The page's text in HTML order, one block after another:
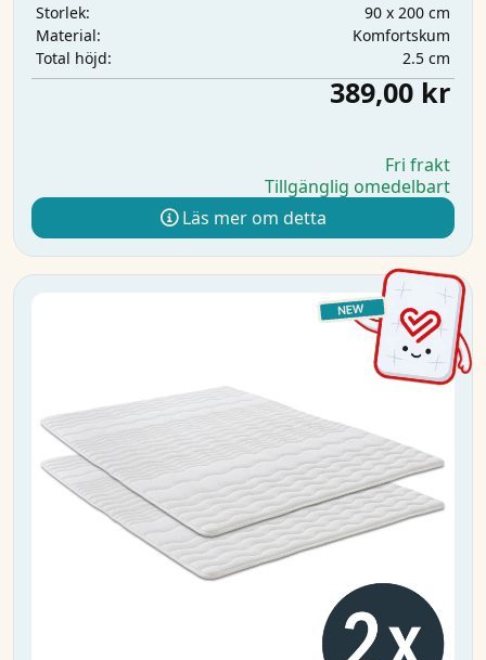
Storlek:
90 x 200 cm
Material:
Komfortskum
Total höjd:
2.5 cm
389,00 kr
Fri frakt
Tillgänglig omedelbart
Läs mer om detta